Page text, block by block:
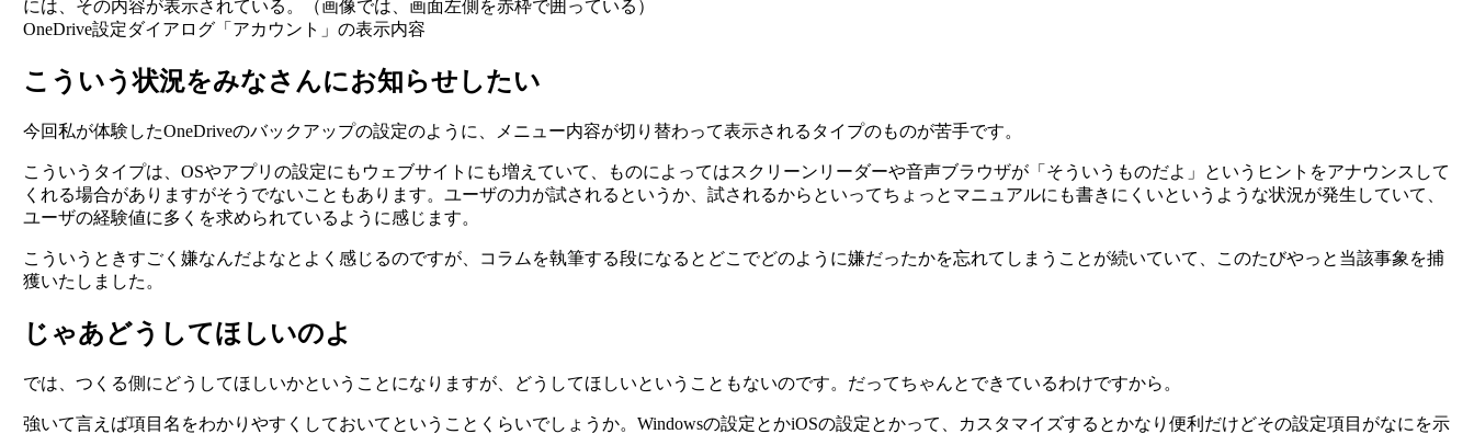
OneDrive設定ダイアログ「アカウント」の表示内容
こういう状況をみなさんにお知らせしたい
今回私が体験したOneDriveのバックアップの設定のように、メニュー内容が切り替わって表示されるタイプのものが苦手です。
こういうタイプは、OSやアプリの設定にもウェブサイトにも増えていて、ものによってはスクリーンリーダーや音声ブラウザが「そういうものだよ」というヒントをアナウンスして
くれる場合がありますがそうでないこともあります。ユーザの力が試されるというか、試されるからといってちょっとマニュアルにも書きにくいというような状況が発生していて、
ユーザの経験値に多くを求められているように感じます。
こういうときすごく嫌なんだよなとよく感じるのですが、コラムを執筆する段になるとどこでどのように嫌だったかを忘れてしまうことが続いていて、このたびやっと当該事象を捕
獲いたしました。
じゃあどうしてほしいのよ
では、つくる側にどうしてほしいかということになりますが、どうしてほしいということもないのです。だってちゃんとできているわけですから。
強いて言えば項目名をわかりやすくしておいてということくらいでしょうか。Windowsの設定とかiOSの設定とかって、カスタマイズするとかなり便利だけどその設定項目がなにを示